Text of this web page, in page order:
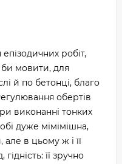
робіт,
мовити, для
й по бетонці, благо
обертів
виконанні тонких
дуже мімімішна,
в цьому ж і її
її зручно